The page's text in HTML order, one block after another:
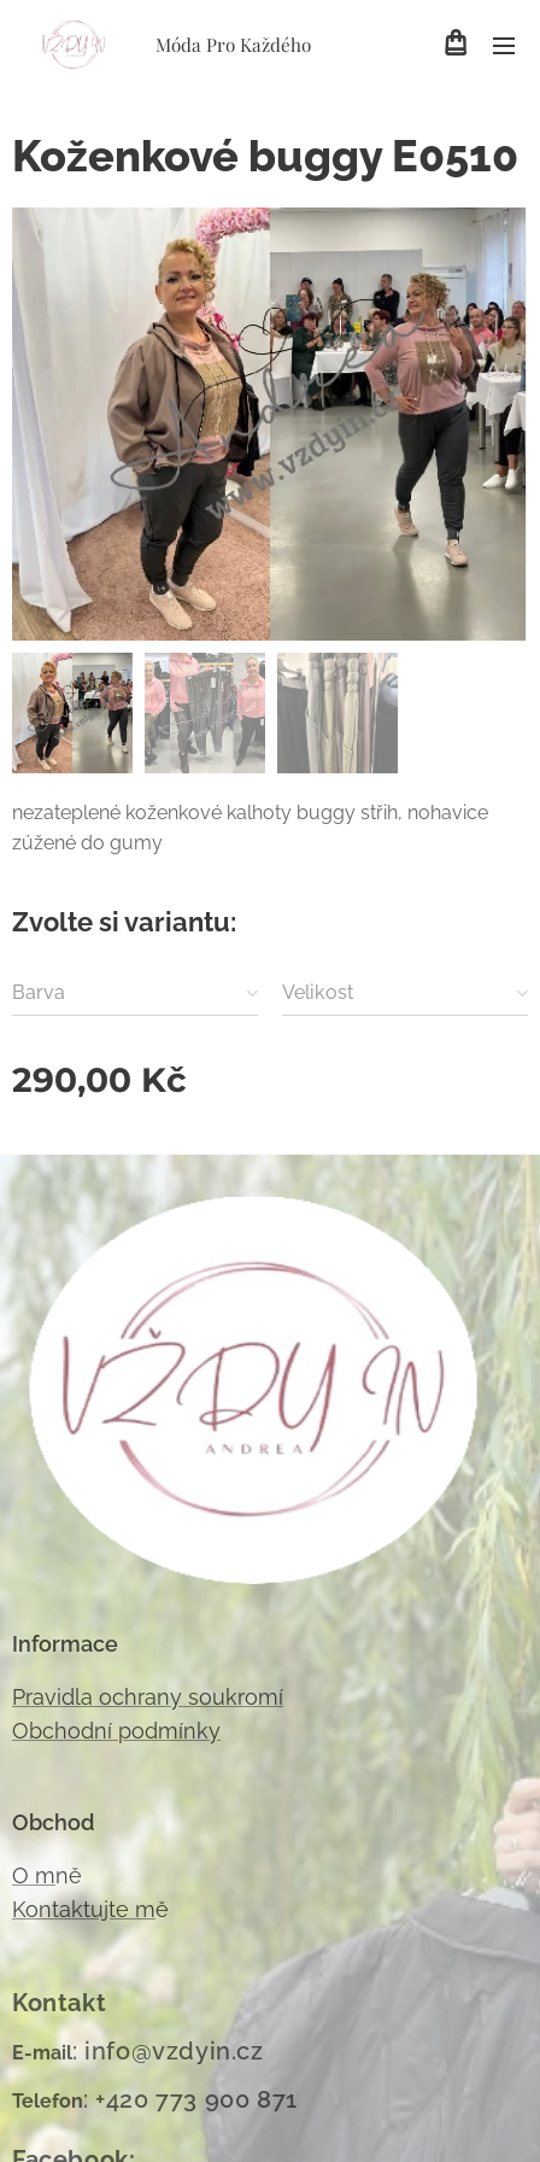
Móda Pro Každého
Koženkové buggy E0510
nezateplené koženkové kalhoty buggy střih, nohavice
zúžené do gumy
Zvolte si variantu:
Barva Velikost
290,00 Kč
Informace
Pravidla ochrany soukromí
Obchodní podmínky
Obchod
O mně
Kontaktujte mě
Kontakt
E-mail: info@vzdyin.cz
Telefon: +420 773 900 871